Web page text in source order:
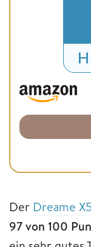
Der Dreame
97 von 100